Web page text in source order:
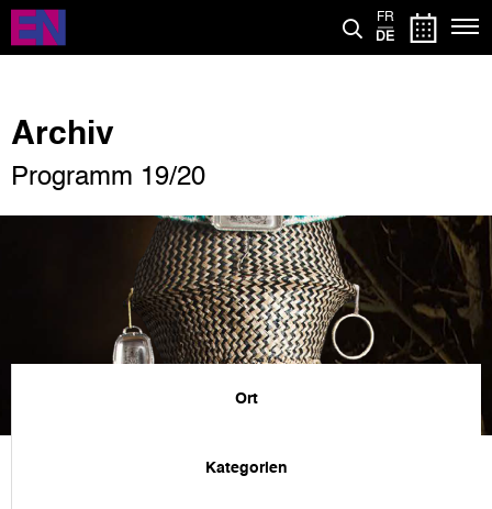
Direkt
zum
Inhalt
FR
DE
Archiv
Programm 19/20
Ort
Kategorien